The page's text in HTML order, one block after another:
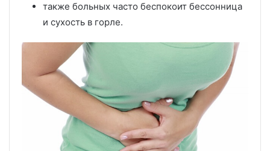
также больных часто беспокоит бессонница
и сухость в горле.